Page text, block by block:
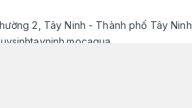
2, Tây Ninh - Thành phố Tây Ninh